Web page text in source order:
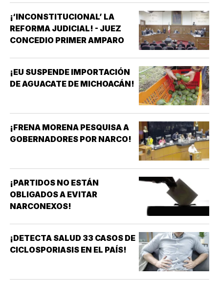
¡‘INCONSTITUCIONAL’ LA
REFORMA JUDICIAL! - JUEZ
CONCEDIO PRIMER AMPARO
¡EU SUSPENDE IMPORTACIÓN
DE AGUACATE DE MICHOACÁN!
¡FRENA MORENA PESQUISA A
GOBERNADORES POR NARCO!
¡PARTIDOS NO ESTÁN
OBLIGADOS A EVITAR
NARCONEXOS!
¡DETECTA SALUD 33 CASOS DE
CICLOSPORIASIS EN EL PAÍS!